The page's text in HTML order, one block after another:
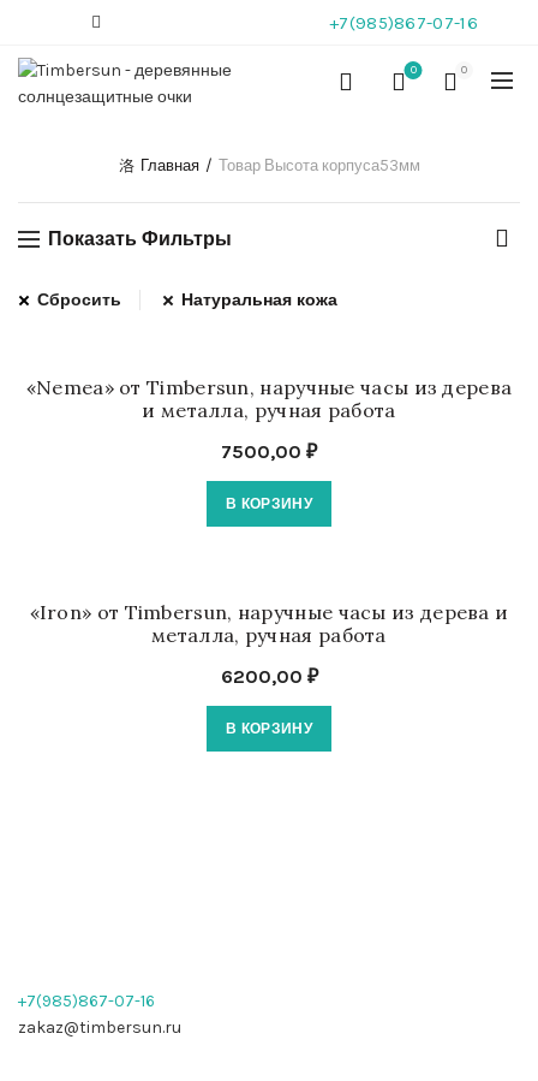
+7(985)867-07-16
0 0
Главная Товар Высота корпуса53мм
Показать Фильтры
Сбросить Натуральная кожа
«Nemea» от Timbersun, наручные часы из дерева
и металла, ручная работа
7500,00 ₽
В КОРЗИНУ
«Iron» от Timbersun, наручные часы из дерева и
металла, ручная работа
6200,00 ₽
В КОРЗИНУ
+7(985)867-07-16
zakaz@timbersun.ru